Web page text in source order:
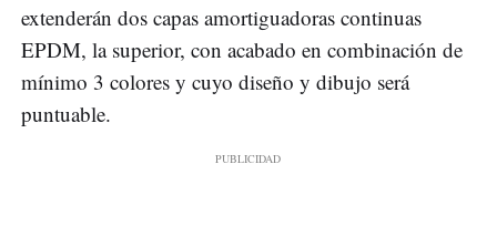
extenderán dos capas amortiguadoras continuas
EPDM, la superior, con acabado en combinación de
mínimo 3 colores y cuyo diseño y dibujo será
puntuable.